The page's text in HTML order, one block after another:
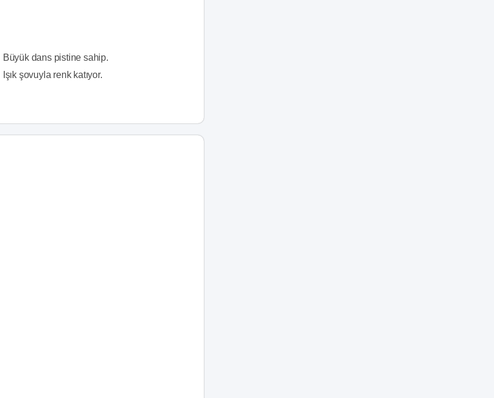
Büyük dans pistine sahip.
Işık şovuyla renk katıyor.